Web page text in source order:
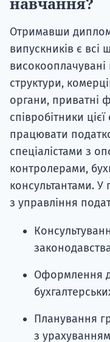
Отримавши
випускників є всі
структури,
органи, приватні
співробітники
працювати
спеціалістами з
контролерами,
консультантами. У
з управління
Оформлення
Планування
з урахуванням